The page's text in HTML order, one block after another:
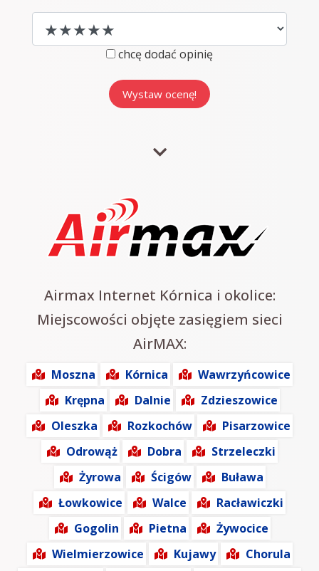
chcę dodać opinię
Airmax Internet Kórnica i okolice:
Miejscowości objęte zasięgiem sieci
AirMAX:
Moszna Kórnica
Wawrzyńcowice
Krępna
Dalnie
Zdzieszowice
Oleszka
Rozkochów
Pisarzowice
Odrowąż
Dobra
Strzeleczki
Żyrowa
Ścigów
Buława
Łowkowice
Walce
Racławiczki
Gogolin
Pietna
Żywocice
Wielmierzowice
Kujawy
Chorula